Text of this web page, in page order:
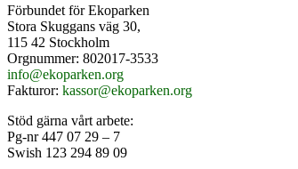
Footer
Förbundet för Ekoparken
Stora Skuggans väg 30,
115 42 Stockholm
Orgnummer: 802017-3533
info@ekoparken.org
Fakturor: kassor@ekoparken.org
Stöd gärna vårt arbete:
Pg-nr 447 07 29 – 7
Swish 123 294 89 09